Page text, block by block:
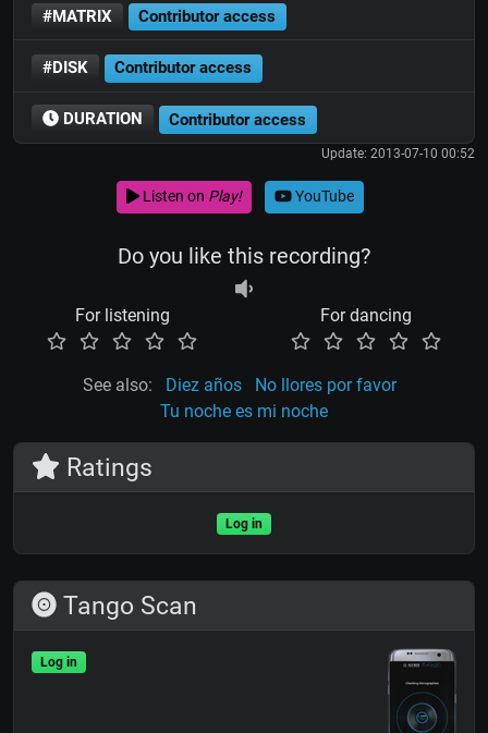
#MATRIX Contributor access
#DISK Contributor access
DURATION Contributor access
Update: 2013-07-10 00:52
Listen on Play! YouTube
Do you like this recording?
For listening For dancing
See also: Diez años
No llores por favor
Tu noche es mi noche
Ratings
Log in
Tango Scan
Log in